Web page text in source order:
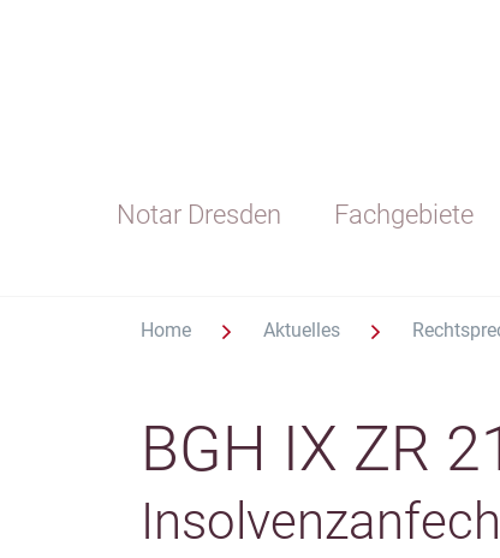
Notar Dresden Fachgebiete
Home Aktuelles
BGH IX ZR